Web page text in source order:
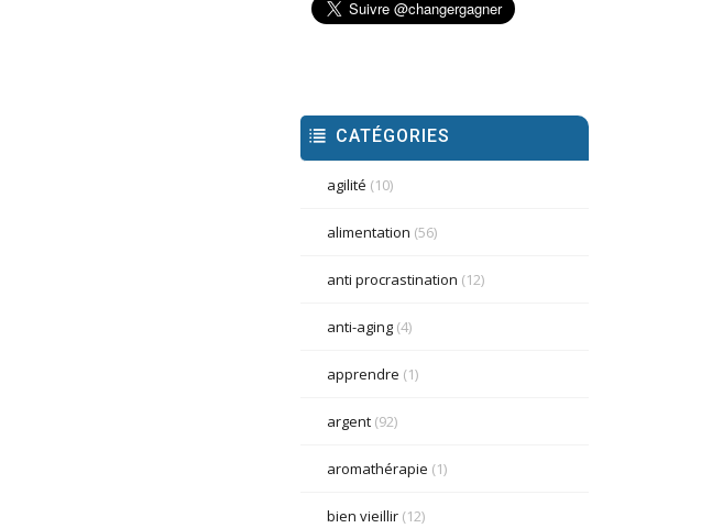
CATÉGORIES
agilité (10)
alimentation (56)
anti procrastination (12)
anti-aging(4)
apprendre (1)
argent(92)
aromathérapie (1)
bien vieillir(12)